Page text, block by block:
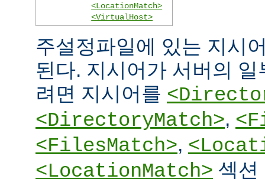
<LocationMatch>
<VirtualHost>
주설정파일에 있는 지시
된다. 지시어가 서버의
려면 지시어를
<DirectoryMatch>,
<FilesMatch>,
<LocationMatch> 섹션